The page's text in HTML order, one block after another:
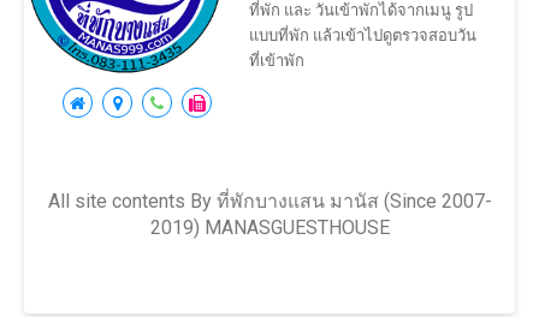
ที่พัก และ วันเข้าพักได้จากเมนู รูป
แบบที่พัก แล้วเข้าไปดูตรวจสอบวัน
ที่เข้าพัก
All site contents By ที่พักบางแสน มานัส (Since 2007-
2019) MANASGUESTHOUSE